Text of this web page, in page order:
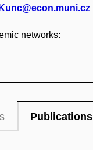
networks:
Publications